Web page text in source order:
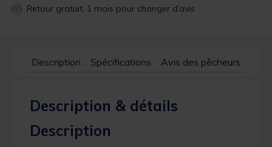
Retour gratuit, 1 mois pour changer d’avis
Description Spécifications Avis des pêcheurs
Description & détails
Description